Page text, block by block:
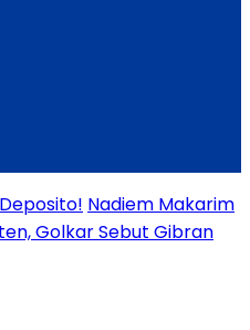
Nadiem Makarim
Golkar Sebut Gibran